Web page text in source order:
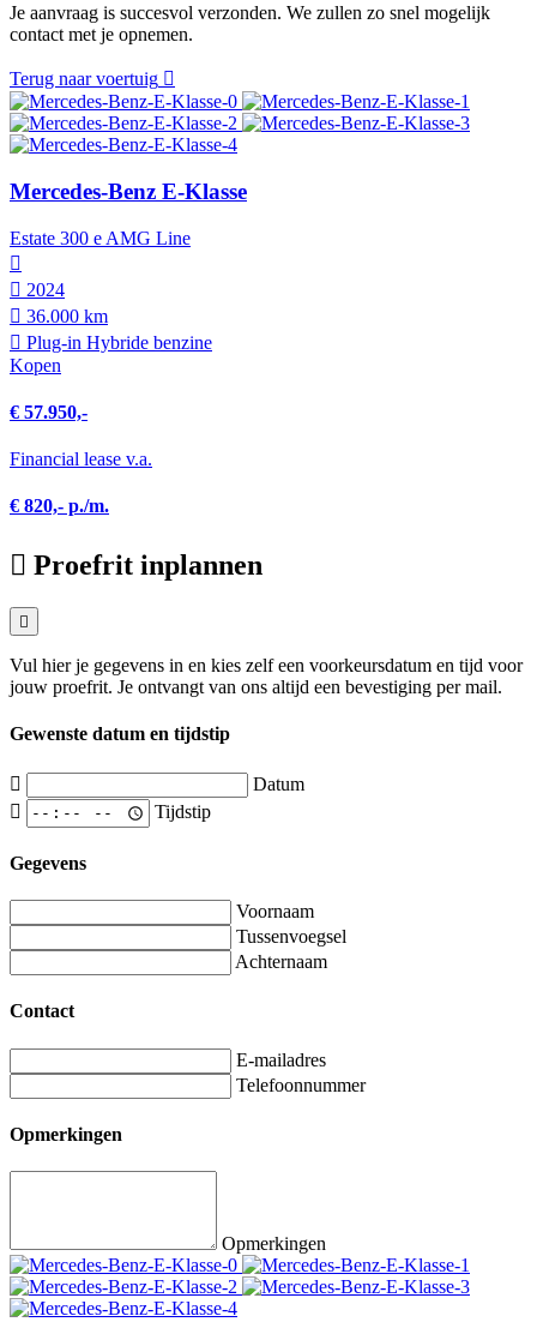
Je aanvraag is succesvol verzonden. We zullen zo snel mogelijk
contact met je opnemen.
Terug naar voertuig
Mercedes-Benz E-Klasse
Estate 300 e AMG Line
2024
36.000 km
Plug-in Hybride benzine
Kopen
€ 57.950,-
Financial lease v.a.
€ 820,- p./m.
Proefrit inplannen
Vul hier je gegevens in en kies zelf een voorkeursdatum en tijd voor
jouw proefrit. Je ontvangt van ons altijd een bevestiging per mail.
Gewenste datum en tijdstip
Datum
Tijdstip
Gegevens
Voornaam
Tussenvoegsel
Achternaam
Contact
E-mailadres
Telefoonnummer
Opmerkingen
Opmerkingen